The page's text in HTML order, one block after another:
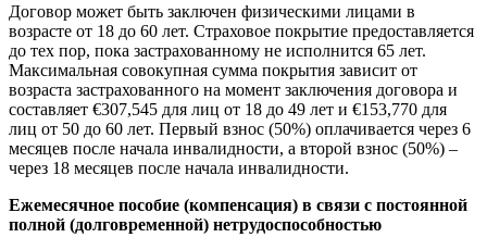
Договор может быть заключен физическими лицами в
возрасте от 18 до 60 лет. Страховое покрытие предоставляется
до тех пор, пока застрахованному не исполнится 65 лет.
Максимальная совокупная сумма покрытия зависит от
возраста застрахованного на момент заключения договора и
составляет €307,545 для лиц от 18 до 49 лет и €153,770 для
лиц от 50 до 60 лет. Первый взнос (50%) оплачивается через 6
месяцев после начала инвалидности, а второй взнос (50%) –
через 18 месяцев после начала инвалидности.
Ежемесячное пособие (компенсация) в связи с постоянной
полной (долговременной) нетрудоспособностью​​​​​​​